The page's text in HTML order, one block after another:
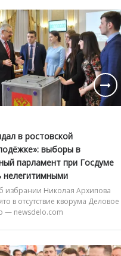
в ростовской
выборы в
парламент при Госдуме
нелегитимными
избрании Николая Архипова
в отсутствие кворума Деловое
— newsdelo.com